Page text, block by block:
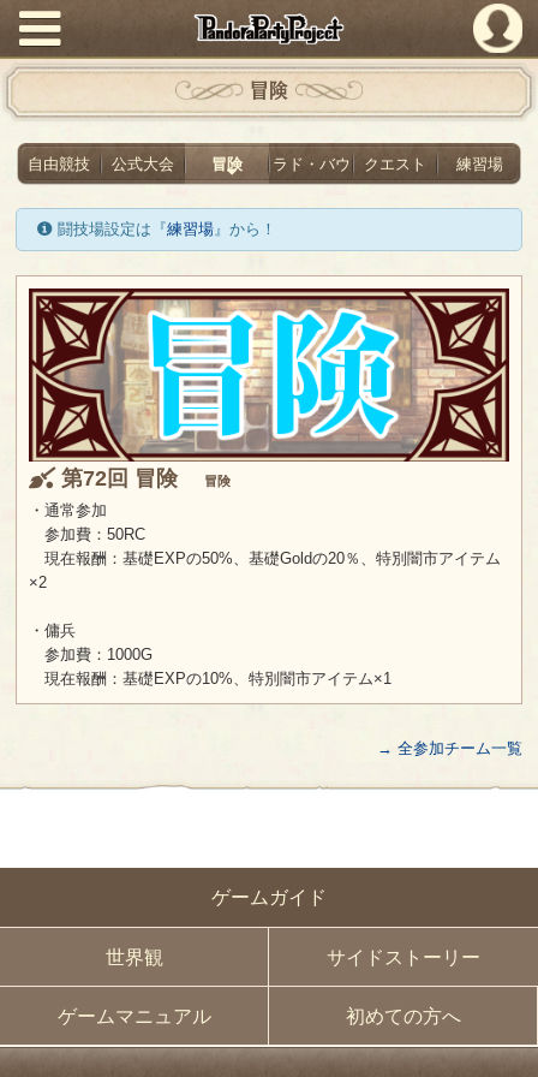
PandoraPartyProject
ゲームガイド
世界観 サイドストーリー
ゲームマニュアル 初めての方へ
冒険
自由競技 公式大会 冒険 ラド・バウ クエスト 練習場
闘技場設定は『練習場』から！
第72回 冒険 冒険
・通常参加
参加費：50RC
現在報酬：基礎EXPの50%、基礎Goldの20％、特別闇市アイテム
×2
・傭兵
参加費：1000G
現在報酬：基礎EXPの10%、特別闇市アイテム×1
→ 全参加チーム一覧